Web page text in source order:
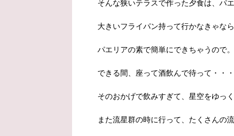
そんな狭いテラスで作った夕食は、パ
大きいフライパン持って行かなきゃな
パエリアの素で簡単にできちゃうので。
できる間、座って酒飲んで待って・・
そのおかげで飲みすぎて、星空をゆっ
また流星群の時に行って、たくさんの